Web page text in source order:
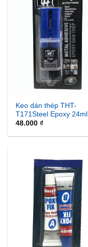
Keo dán thép THT-
T171Steel Epoxy 24ml
48.000₫